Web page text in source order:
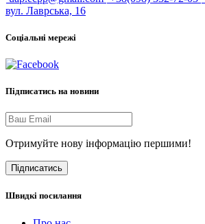
вул. Лаврська, 16
Соціальні мережі
Підписатись на новини
Отримуйте нову інформацію першими!
Підписатись
Швидкі посилання